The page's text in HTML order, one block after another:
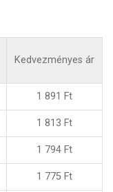
Kedvezményes ár
1 891 Ft
1 813 Ft
1 794 Ft
1 775 Ft